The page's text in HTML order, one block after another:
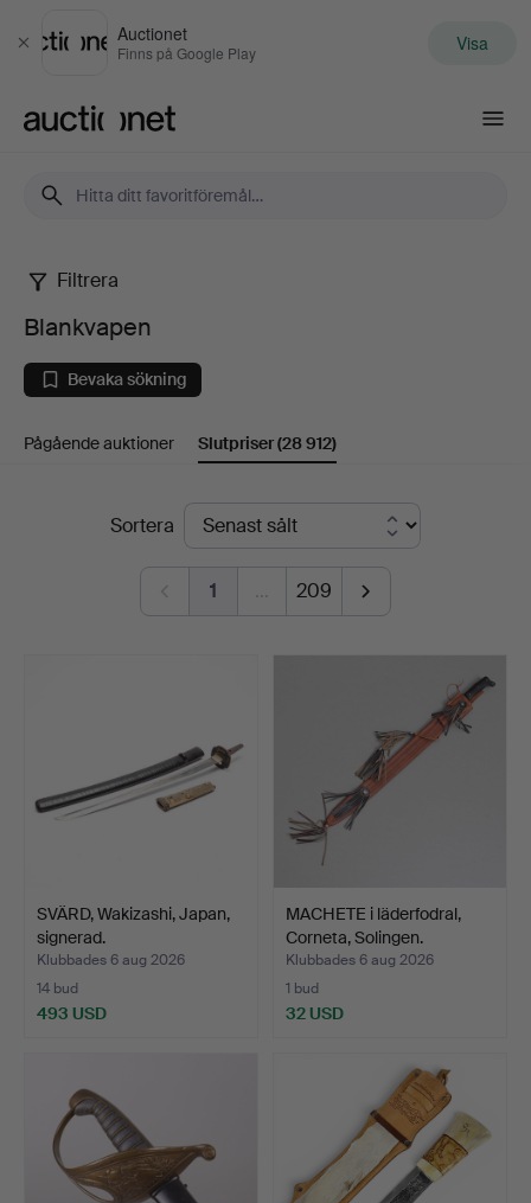
Stäng
Auctionet
Finns på Google Play Visa
Blankvapen
Filtrera
Blankvapen
Bevaka sökning
Pågående auktioner Slutpriser(28 912)
SlutpriserSortera
1 … 209
SVÄRD, Wakizashi, Japan,
signerad.
Klubbades 6 aug 2026
14 bud
493 USD
MACHETE i läderfodral,
Corneta, Solingen.
Klubbades 6 aug 2026
1 bud
32 USD